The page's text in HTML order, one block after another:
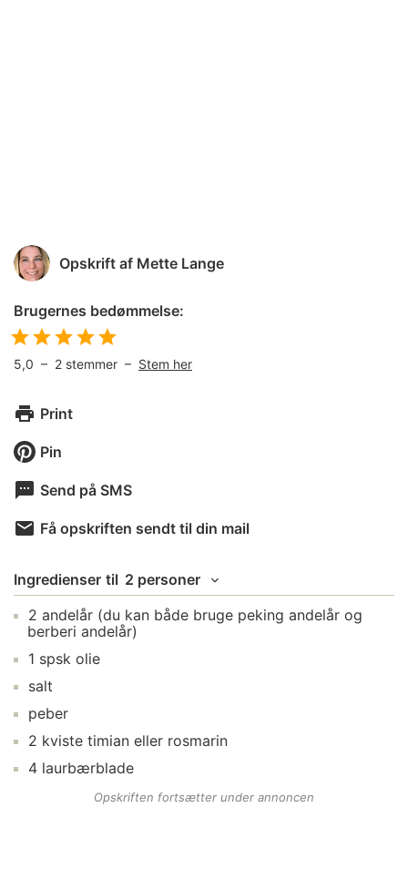
Opskrift af Mette Lange
Brugernes bedømmelse:
5,0 – 2 stemmer – Stem her
Print
Pin
Send på SMS
Få opskriften sendt til din mail
Ingredienser til 2 personer
2 andelår (du kan både bruge peking andelår og
berberi andelår)
1 spsk olie
salt
peber
2 kviste timian eller rosmarin
4 laurbærblade
Opskriften fortsætter under annoncen